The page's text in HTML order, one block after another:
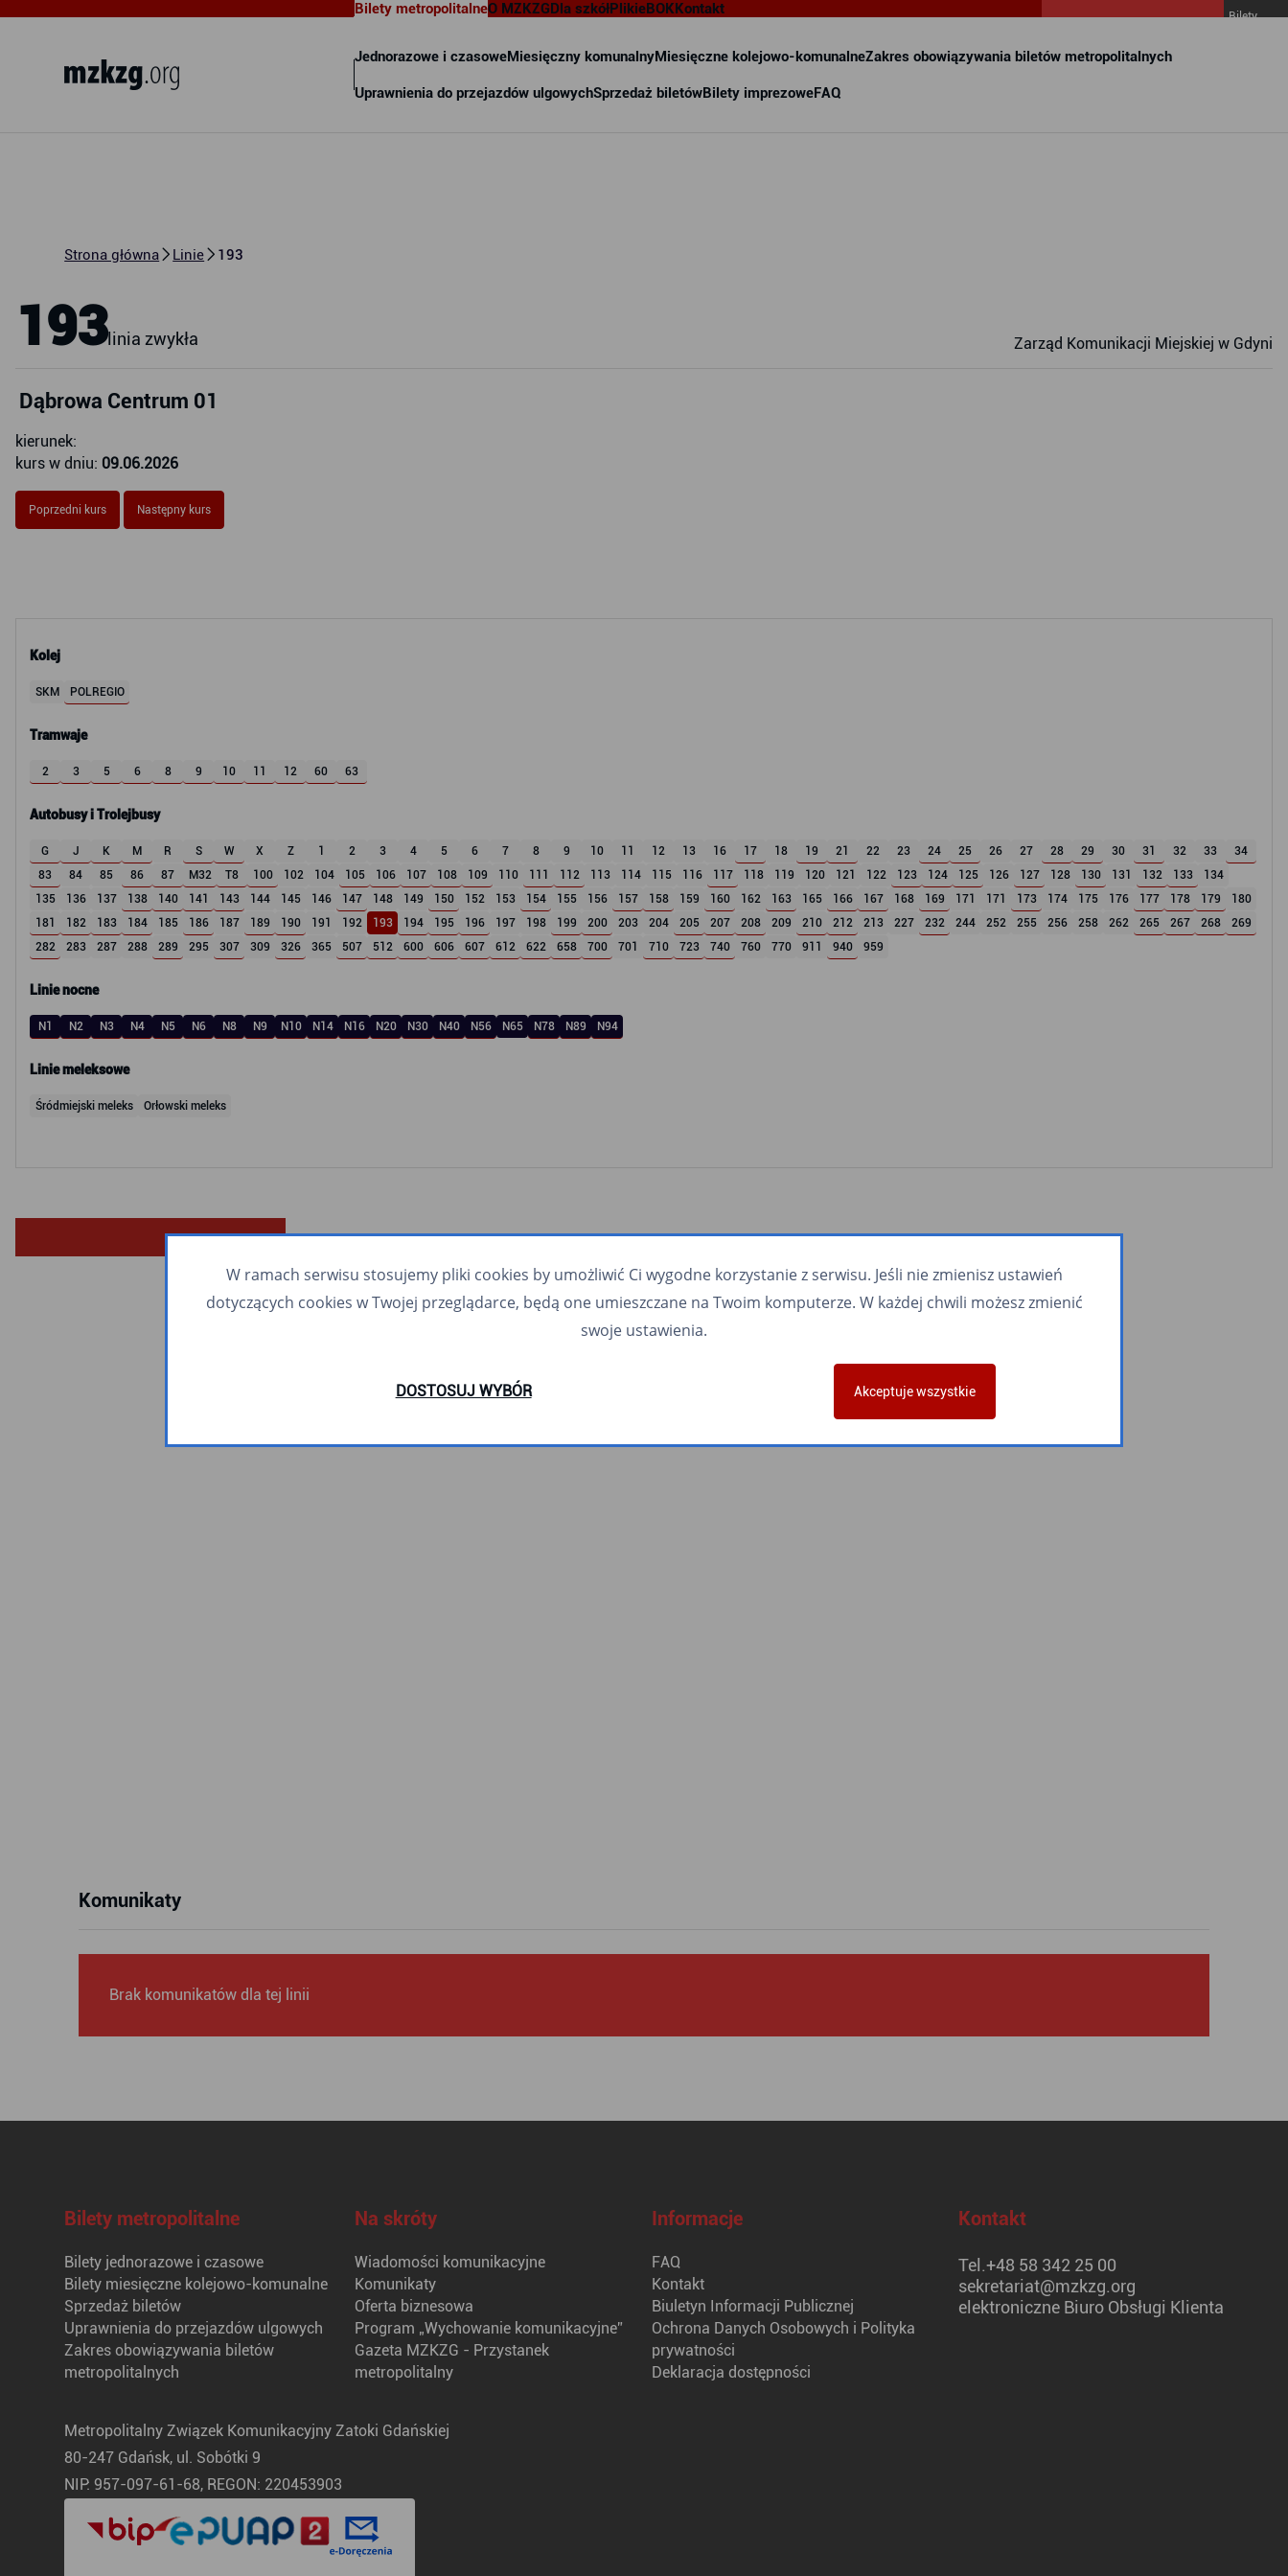
Bilety metropolitalne
Jednorazowe i czasoweMiesięczny komunalnyMiesięczne kolejowo-komunalneZakres obowiązywania biletów metropolitalnych
Uprawnienia do przejazdów ulgowychSprzedaż biletówBilety imprezoweFAQ
O MZKZGDla szkółPlikieBOKKontakt
Bilety
Strona główna Linie 193
Kolej
SKM POLREGIO
Tramwaje
2 3 5 6 8 9 10 11 12 60 63
Autobusy i Trolejbusy
G J K M R S W X Z 1 2 3 4 5 6 7 8 9 10 11 12 13 16 17 18 19 21 22 23 24 25 26 27 28 29 30 31 32 33
34
83
84 85 86 87 M32 T8 100 102 104 105 106 107 108 109 110 111 112 113 114 115 116 117 118 119 120 121 122 123 124 125 126 127 128 130 131 132 133
134
135
136 137 138 140 141 143 144 145 146 147 148 149 150 152 153 154 155 156 157 158 159 160 162 163 165 166 167 168 169 171 171 173 174 175 176 177 178 179
180
181
182 183 184 185 186 187 189 190 191 192 193 194 195 196 197 198 199 200 203 204 205 207 208 209 210 212 213 227 232 244 252 255 256 258 262 265 267 268
269
282
283 287 288 289 295 307 309 326 365 507 512 600 606 607 612 622 658 700 701 710 723 740 760 770 911 940 959
Linie nocne
N1 N2 N3 N4 N5 N6 N8 N9 N10 N14 N16 N20 N30 N40 N56 N65 N78 N89 N94
Linie meleksowe
Śródmiejski meleks Orłowski meleks
193linia zwykła Zarząd Komunikacji Miejskiej w Gdyni
Dąbrowa Centrum 01
kierunek:
kurs w dniu: 09.06.2026
Poprzedni kurs Następny kurs
Komunikaty
Brak komunikatów dla tej linii
Bilety metropolitalne
Bilety jednorazowe i czasowe
Bilety miesięczne kolejowo-komunalne
Sprzedaż biletów
Uprawnienia do przejazdów ulgowych
Zakres obowiązywania biletów
metropolitalnych
Na skróty
Wiadomości komunikacyjne
Komunikaty
Oferta biznesowa
Program „Wychowanie komunikacyjne”
Gazeta MZKZG - Przystanek
metropolitalny
Informacje
FAQ
Kontakt
Biuletyn Informacji Publicznej
Ochrona Danych Osobowych i Polityka
prywatności
Deklaracja dostępności
Kontakt
Tel.+48 58 342 25 00
sekretariat@mzkzg.org
elektroniczne Biuro Obsługi Klienta
Metropolitalny Związek Komunikacyjny Zatoki Gdańskiej
80-247 Gdańsk, ul. Sobótki 9
NIP: 957-097-61-68, REGON: 220453903
W ramach serwisu stosujemy pliki cookies by umożliwić Ci wygodne korzystanie z serwisu. Jeśli nie zmienisz ustawień
dotyczących cookies w Twojej przeglądarce, będą one umieszczane na Twoim komputerze. W każdej chwili możesz zmienić
swoje ustawienia.
DOSTOSUJ WYBÓR Akceptuje wszystkie